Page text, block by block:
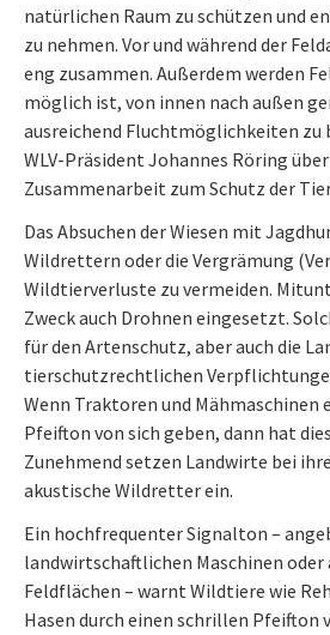
natürlichen Raum zu schützen und
zu nehmen. Vor und während der
eng zusammen. Außerdem werden
möglich ist, von innen nach außen
ausreichend Fluchtmöglichkeiten zu
WLV-Präsident Johannes Röring
Zusammenarbeit zum Schutz der
Das Absuchen der Wiesen mit
Wildrettern oder die Vergrämung
Wildtierverluste zu vermeiden.
Zweck auch Drohnen eingesetzt.
für den Artenschutz, aber auch die
tierschutzrechtlichen
Wenn Traktoren und Mähmaschinen
Pfeifton von sich geben, dann hat
Zunehmend setzen Landwirte bei
akustische Wildretter ein.
Ein hochfrequenter Signalton –
landwirtschaftlichen Maschinen
Feldflächen – warnt Wildtiere wie
Hasen durch einen schrillen Pfeifton